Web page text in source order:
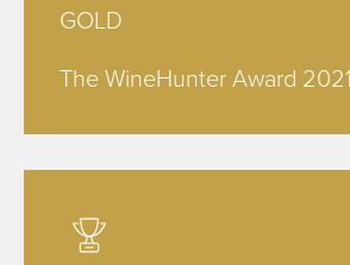
GOLD
The WineHunter Award 2021